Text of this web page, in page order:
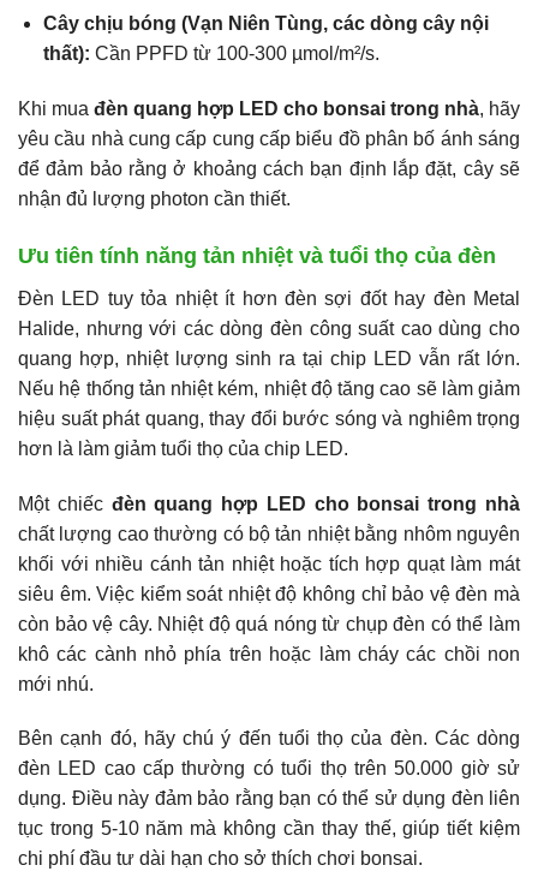
Cây chịu bóng (Vạn Niên Tùng, các dòng cây nội
thất): Cần PPFD từ 100-300 µmol/m²/s.
Khi mua đèn quang hợp LED cho bonsai trong nhà, hãy
yêu cầu nhà cung cấp cung cấp biểu đồ phân bố ánh sáng
để đảm bảo rằng ở khoảng cách bạn định lắp đặt, cây sẽ
nhận đủ lượng photon cần thiết.
Ưu tiên tính năng tản nhiệt và tuổi thọ của đèn
Đèn LED tuy tỏa nhiệt ít hơn đèn sợi đốt hay đèn Metal
Halide, nhưng với các dòng đèn công suất cao dùng cho
quang hợp, nhiệt lượng sinh ra tại chip LED vẫn rất lớn.
Nếu hệ thống tản nhiệt kém, nhiệt độ tăng cao sẽ làm giảm
hiệu suất phát quang, thay đổi bước sóng và nghiêm trọng
hơn là làm giảm tuổi thọ của chip LED.
Một chiếc đèn quang hợp LED cho bonsai trong nhà
chất lượng cao thường có bộ tản nhiệt bằng nhôm nguyên
khối với nhiều cánh tản nhiệt hoặc tích hợp quạt làm mát
siêu êm. Việc kiểm soát nhiệt độ không chỉ bảo vệ đèn mà
còn bảo vệ cây. Nhiệt độ quá nóng từ chụp đèn có thể làm
khô các cành nhỏ phía trên hoặc làm cháy các chồi non
mới nhú.
Bên cạnh đó, hãy chú ý đến tuổi thọ của đèn. Các dòng
đèn LED cao cấp thường có tuổi thọ trên 50.000 giờ sử
dụng. Điều này đảm bảo rằng bạn có thể sử dụng đèn liên
tục trong 5-10 năm mà không cần thay thế, giúp tiết kiệm
chi phí đầu tư dài hạn cho sở thích chơi bonsai.